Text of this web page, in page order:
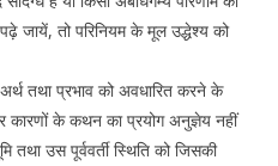
जायें, तो परिनियम के मूल उद्धेश्य को
तथा प्रभाव को अवधारित करने के
कारणों के कथन का प्रयोग अनुज्ञेय नहीं
तथा उस पूर्ववर्ती स्थिति को जिसकी